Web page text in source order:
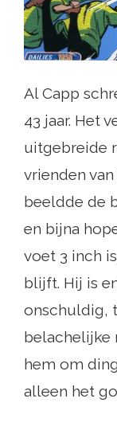
Al Capp
43 jaar. Het
uitgebreide
vrienden
beeldde de
en bijna
voet 3 inch
blijft. Hij is
onschuldig,
belachelijke
hem om
alleen het